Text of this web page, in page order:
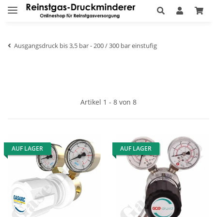
Ausgangsdruck bis 3,5 bar - 200 / 300 bar einstufig
Artikel 1 - 8 von 8
AUF LAGER AUF LAGER